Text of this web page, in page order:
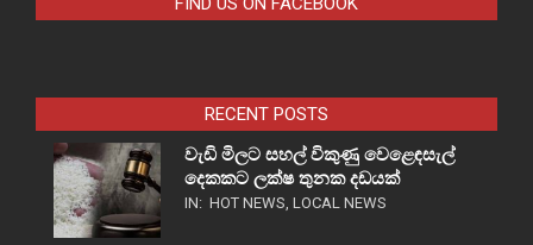
RECENT POSTS
වැඩි මිලට සහල් විකුණු වෙළෙඳසැල්
දෙකකට ලක්ෂ තුනක දඩයක්
IN: HOT NEWS, LOCAL NEWS